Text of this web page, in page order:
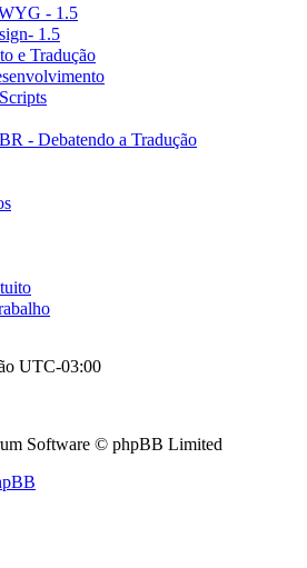
- 1.5
1.5
e Tradução
- Debatendo a Tradução
UTC-03:00
Software © phpBB Limited